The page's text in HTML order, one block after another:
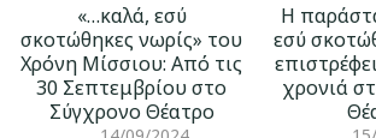
«…καλά, εσύ
σκοτώθηκες νωρίς» του
Χρόνη Μίσσιου: Από τις
30 Σεπτεμβρίου στο
Σύγχρονο Θέατρο
Η
εσύ
χρονιά